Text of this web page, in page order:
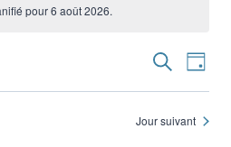
pour 6 août 2026.
Recherche
de
Jour
Jour suivant